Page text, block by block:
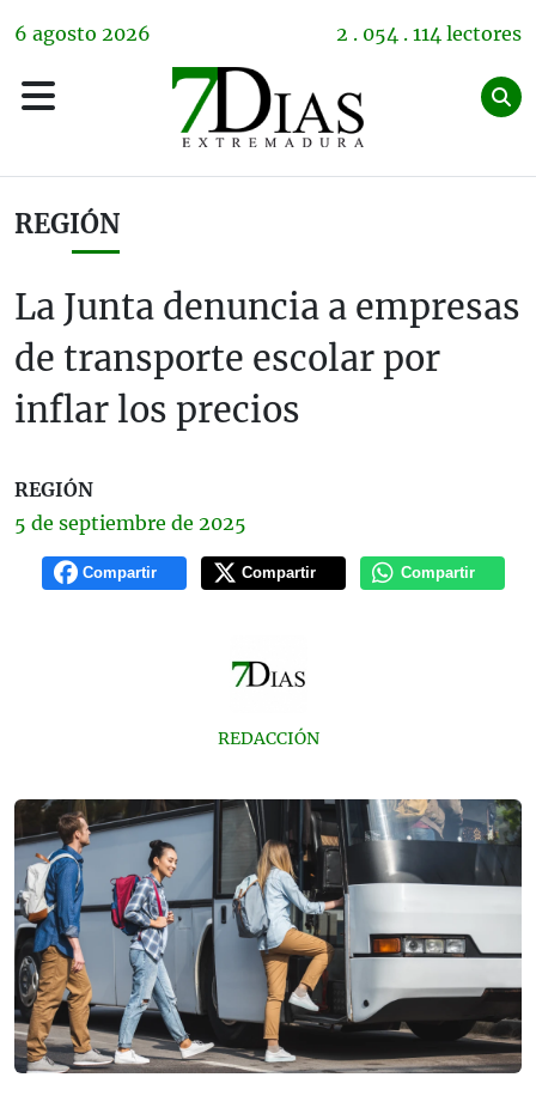
6 agosto 2026 2 . 054 . 114 lectores
REGIÓN
La Junta denuncia a empresas
de transporte escolar por
inflar los precios
REGIÓN
5 de septiembre de 2025
Compartir Compartir Compartir
REDACCIÓN